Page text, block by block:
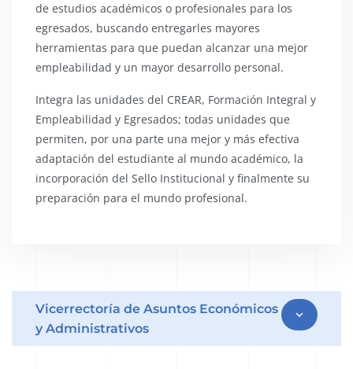
de estudios académicos o profesionales para los
egresados, buscando entregarles mayores
herramientas para que puedan alcanzar una mejor
empleabilidad y un mayor desarrollo personal.
Integra las unidades del CREAR, Formación Integral y
Empleabilidad y Egresados; todas unidades que
permiten, por una parte una mejor y más efectiva
adaptación del estudiante al mundo académico, la
incorporación del Sello Institucional y finalmente su
preparación para el mundo profesional.
Vicerrectoría de Asuntos Económicos
y Administrativos
expand_more